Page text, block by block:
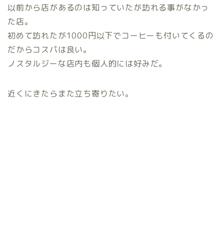
以前から店があるのは知っていたが訪れる事がなかっ
た店。
初めて訪れたが1000円以下でコーヒーも付いてくるの
だからコスパは良い。
ノスタルジーな店内も個人的には好みだ。
近くにきたらまた立ち寄りたい。